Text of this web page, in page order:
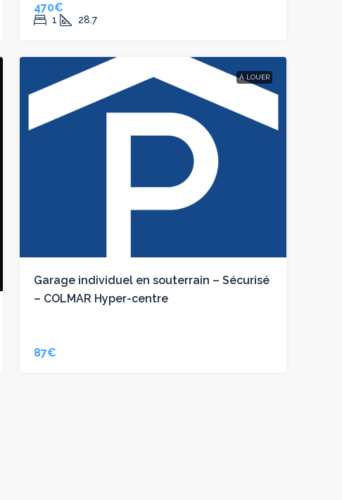
470€
1 28.7
À LOUER
Garage individuel en souterrain – Sécurisé
– COLMAR Hyper-centre
87€